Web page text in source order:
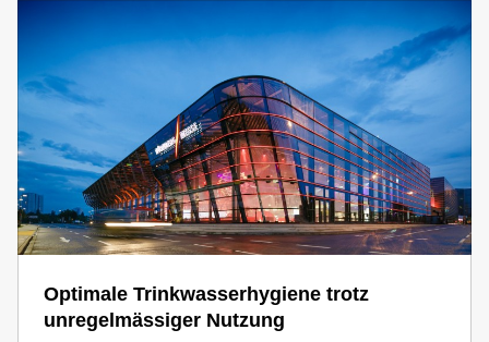
Optimale Trinkwasserhygiene trotz
unregelmässiger Nutzung